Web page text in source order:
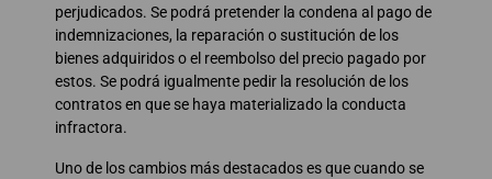
perjudicados. Se podrá pretender la condena al pago de
indemnizaciones, la reparación o sustitución de los
bienes adquiridos o el reembolso del precio pagado por
estos. Se podrá igualmente pedir la resolución de los
contratos en que se haya materializado la conducta
infractora.
Uno de los cambios más destacados es que cuando se